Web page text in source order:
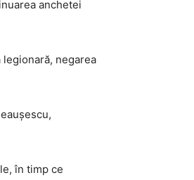
anchetei
negarea
în timp ce